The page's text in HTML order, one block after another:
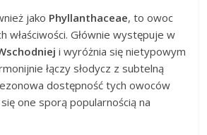
jako Phyllanthaceae, to owoc
właściwości. Głównie występuje w
i wyróżnia się nietypowym
łączy słodycz z subtelną
dostępność tych owoców
one sporą popularnością na